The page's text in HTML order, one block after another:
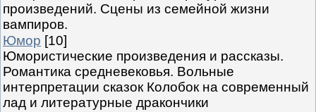
произведений. Сцены из семейной жизни
вампиров.
Юмор [10]
Юмористические произведения и рассказы.
Романтика средневековья. Вольные
интерпретации сказок Колобок на современный
лад и литературные дракончики